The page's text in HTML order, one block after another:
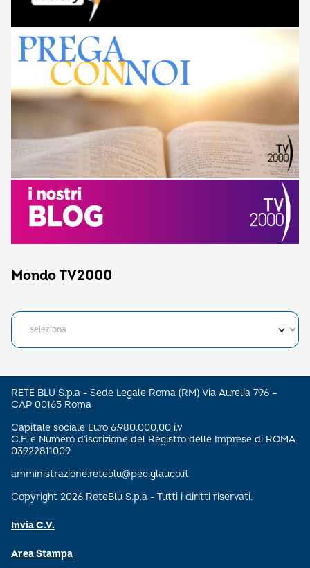
Mondo TV2000
RETE BLU S.p.a - Sede Legale Roma (RM) Via Aurelia 796 –
CAP 00165 Roma
Capitale sociale Euro 6.980.000,00 i.v
C.F. e Numero d’iscrizione del Registro delle Imprese di ROMA
03922811009
amministrazione.reteblu@pec.glauco.it
Copyright 2026 ReteBlu S.p.a - Tutti i diritti riservati.
Invia C.V.
Area Stampa